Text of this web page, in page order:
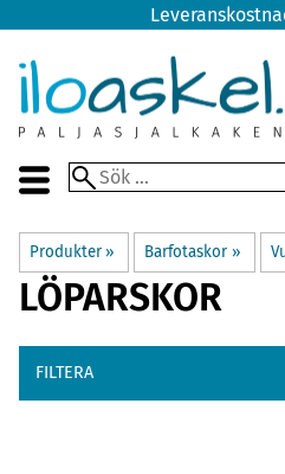
Produkter ‪» Barfotaskor ‪»
LÖPARSKOR
FILTERA